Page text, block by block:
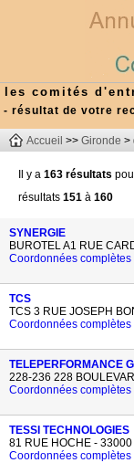
les comités
- résultat de votre
Accueil >> Gironde >
Il y a 163 résultats
résultats 151 à 160
SYNERGIE
BUROTEL A1 RUE
Coordonnées complètes
TCS
TCS 3 RUE JOSEPH
Coordonnées complètes
TELEPERFORMANCE
228-236 228
Coordonnées complètes
TESSI TECHNOLOGIES
81 RUE HOCHE -
Coordonnées complètes